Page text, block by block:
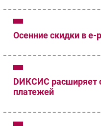
Осенние скидки в e-
DИКСИС расширяет
платежей